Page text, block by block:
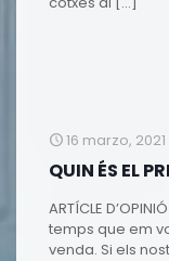
16 marzo, 2021
QUIN ÉS EL
ARTÍCLE
temps que em
venda. Si els